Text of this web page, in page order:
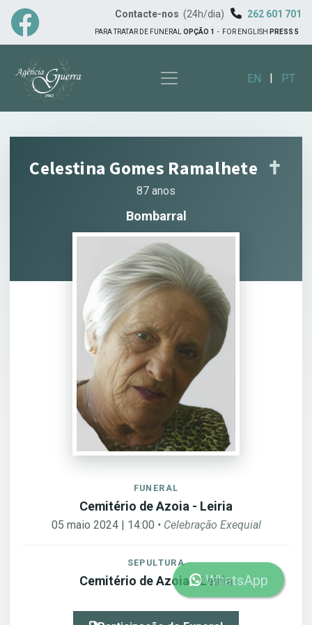
Contacte-nos (24h/dia) 262 601 701
PARA TRATAR DE FUNERAL OPÇÃO 1 - FOR ENGLISH PRESS 5
EN | PT
Celestina Gomes Ramalhete ✝︎
87 anos
Bombarral
FUNERAL
Cemitério de Azoia - Leiria
05 maio 2024 | 14:00 • Celebração Exequial
SEPULTURA
Cemitério de Azoia - LeiriaWhatsApp